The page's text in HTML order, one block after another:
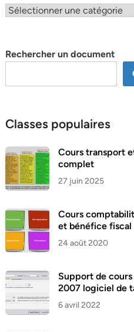
Classification
Rechercher un document
Classes populaires
Cours transport
complet
27 juin 2025
Cours
et bénéfice fiscal
24 août 2020
Support de
2007 logiciel de
6 avril 2022